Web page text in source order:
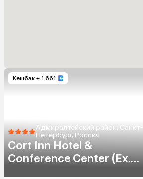
Кешбэк + 1 661
Адмиралтейский район, Санкт-
Петербург, Россия
Cort Inn Hotel &
Conference Center (Ex.